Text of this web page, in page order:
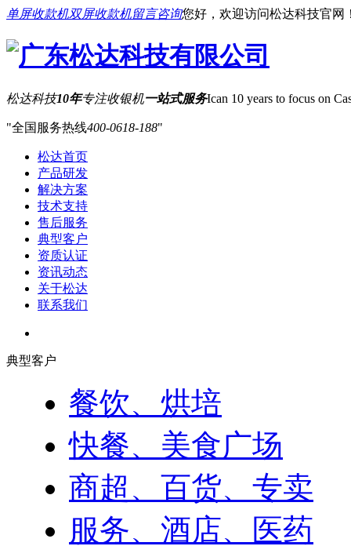
单屏收款机双屏收款机留言咨询您好，欢迎访问松达科技官网
松达科技10年专注收银机一站式服务Ican 10 years to focus on
全国服务热线400-0618-188
松达首页
产品研发
解决方案
技术支持
售后服务
典型客户
资质认证
资讯动态
关于松达
联系我们
典型客户
餐饮、烘培
快餐、美食广场
商超、百货、专卖
服务、酒店、医药